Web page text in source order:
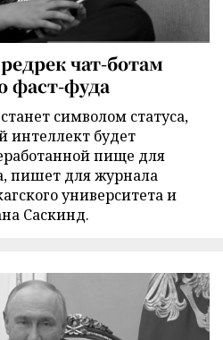
чат-ботам
фаст-фуда
символом статуса,
интеллект будет
пище для
пишет для журнала
университета и
Саскинд.